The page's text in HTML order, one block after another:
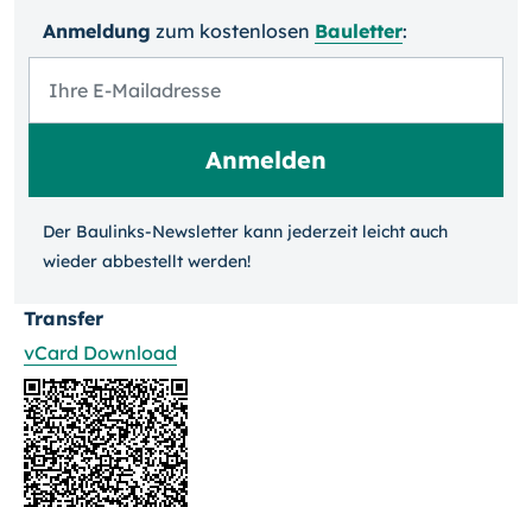
Anmeldung zum kosten­losen Bauletter:
Der Baulinks-Newsletter kann jeder­zeit leicht auch
wieder ab­bestellt werden!
Transfer
vCard Download